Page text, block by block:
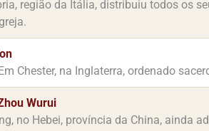
região da Itália, distribuiu todos os
Chester, na Inglaterra, ordenado
Wurui
no Hebei, província da China, ainda